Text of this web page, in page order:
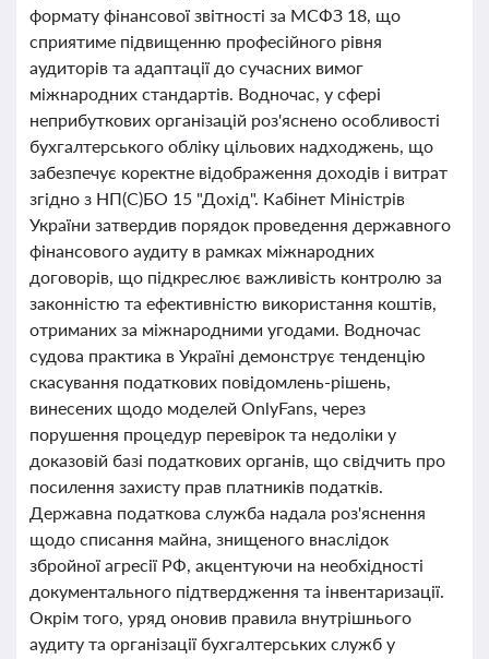
формату фінансової звітності за МСФЗ 18, що
сприятиме підвищенню професійного рівня
аудиторів та адаптації до сучасних вимог
міжнародних стандартів. Водночас, у сфері
неприбуткових організацій роз'яснено особливості
бухгалтерського обліку цільових надходжень, що
забезпечує коректне відображення доходів і витрат
згідно з НП(С)БО 15 "Дохід". Кабінет Міністрів
України затвердив порядок проведення державного
фінансового аудиту в рамках міжнародних
договорів, що підкреслює важливість контролю за
законністю та ефективністю використання коштів,
отриманих за міжнародними угодами. Водночас
судова практика в Україні демонструє тенденцію
скасування податкових повідомлень-рішень,
винесених щодо моделей OnlyFans, через
порушення процедур перевірок та недоліки у
доказовій базі податкових органів, що свідчить про
посилення захисту прав платників податків.
Державна податкова служба надала роз'яснення
щодо списання майна, знищеного внаслідок
збройної агресії РФ, акцентуючи на необхідності
документального підтвердження та інвентаризації.
Окрім того, уряд оновив правила внутрішнього
аудиту та організації бухгалтерських служб у